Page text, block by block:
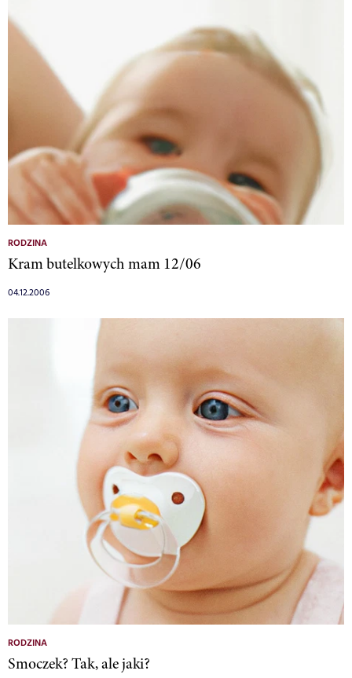
RODZINA
Kram butelkowych mam 12/06
04.12.2006
RODZINA
Smoczek? Tak, ale jaki?